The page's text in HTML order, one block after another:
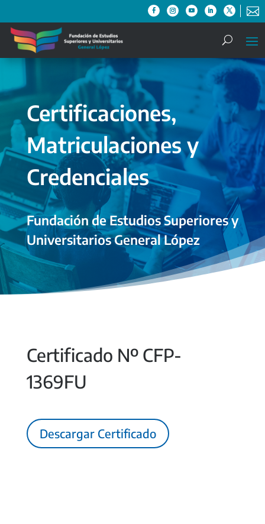

Certificaciones,
Matriculaciones y
Credenciales
Fundación de Estudios Superiores y
Universitarios General López
Certificado Nº CFP-
1369FU
Descargar Certificado